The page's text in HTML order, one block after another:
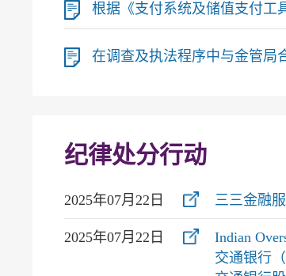
根据《支付系统及储值支付工
在调查及执法程序中与金管局
纪律处分行动
2025年07月22日 三三金融
2025年07月22日
Indian
交通银行